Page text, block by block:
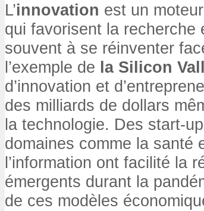
L’innovation est un
qui favorisent la recherche
souvent à se réinventer
l’exemple de la Silicon
d’innovation et
des milliards de dollars
la technologie. Des start-
domaines comme la santé
l’information ont facilité la
émergents durant la
de ces modèles